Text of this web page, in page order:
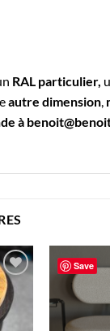
RAL particulier,
autre dimension,
à
liste
de
Save